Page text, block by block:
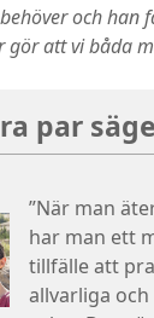
och han
gör att vi båda
par
”När man
har man ett
tillfälle att
allvarliga